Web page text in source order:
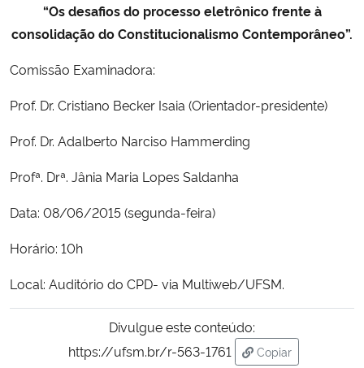
Ministério do Turismo
Ministério do Desenvolvimento Regional
Secretaria de Governo
Gabinete de Segurança Institucional
“Os desafios do processo eletrônico frente à
consolidação do Constitucionalismo Contemporâneo”.
Comissão Examinadora:
Prof. Dr. Cristiano Becker Isaia (Orientador-presidente)
Prof. Dr. Adalberto Narciso Hammerding
Profª. Drª. Jânia Maria Lopes Saldanha
Data: 08/06/2015 (segunda-feira)
Horário: 10h
Local: Auditório do CPD- via Multiweb/UFSM.
Divulgue este conteúdo:
https://ufsm.br/r-563-1761
Copiar